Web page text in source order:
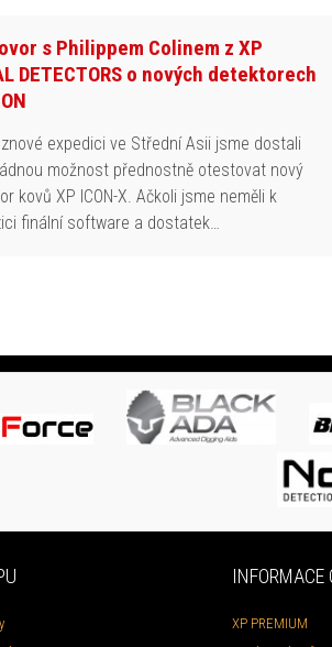
s Philippem Colinem z XP
DETECTORS o nových detektorech
expedici ve Střední Asii jsme dostali
možnost přednostně otestovat nový
kovů XP ICON-X. Ačkoli jsme neměli k
finální software a dostatek…
INFORMACE
XP PREMIUM